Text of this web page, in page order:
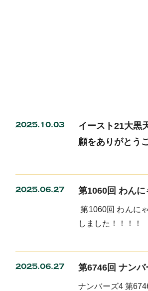
2025.10.03
イースト21大黒
顧をありがとう
2025.06.27 第1060回 わんに
第1060回 わんに
しました！！！！
2025.06.27 第6746回 ナンバ
ナンバーズ4 第